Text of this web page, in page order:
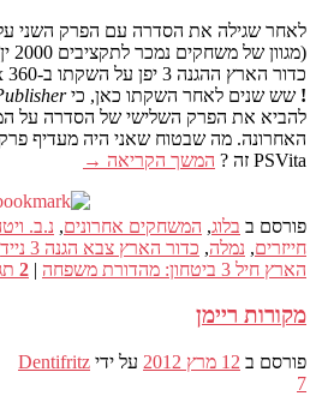
כדור הארץ ההגנה 3 יפן על השקתו ב-Xbox 360. זמן חולף, זה היה
! שש שנים לאחר השקתו כאן, כי
להביא את הפרק השלישי של הסדרה על
האחרונה. מה שבטוח שאני היה מעדיף
PSVita זה ?
המשך הקריאה →
פורסם ב בלוג, המשחקים אחרונים, נ.ב.
חייזרים, נמלה, כדור הארץ צבא הגנה 3 נייד
הארץ חיל 3 ביטחון: מהדורת משפחה
|
2
מקורות ריימן
פורסם ב 12 מרץ 2012 על ידי Dentifritz
7